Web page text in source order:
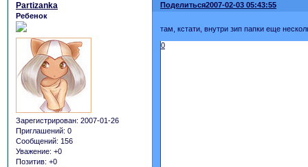
Поделиться2007-02-03 05:43:55
Partizanka
Ребенок
Зарегистрирован: 2007-01-26
Приглашений: 0
Сообщений: 156
Уважение: +0
Позитив: +0
там, кстати, внутри зип папки еще
0